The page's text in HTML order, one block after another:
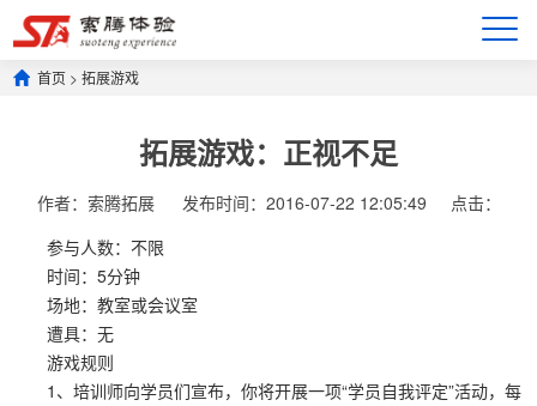
首页 >拓展游戏
拓展游戏：正视不足
作者：索腾拓展 发布时间：2016-07-22 12:05:49
点击：
参与人数：不限
时间：5分钟
场地：教室或会议室
遭具：无
游戏规则
1、培训师向学员们宣布，你将开展一项“学员自我评定”活动，每